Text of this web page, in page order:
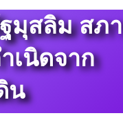
มุสลิม สภา
เนิดจาก
น